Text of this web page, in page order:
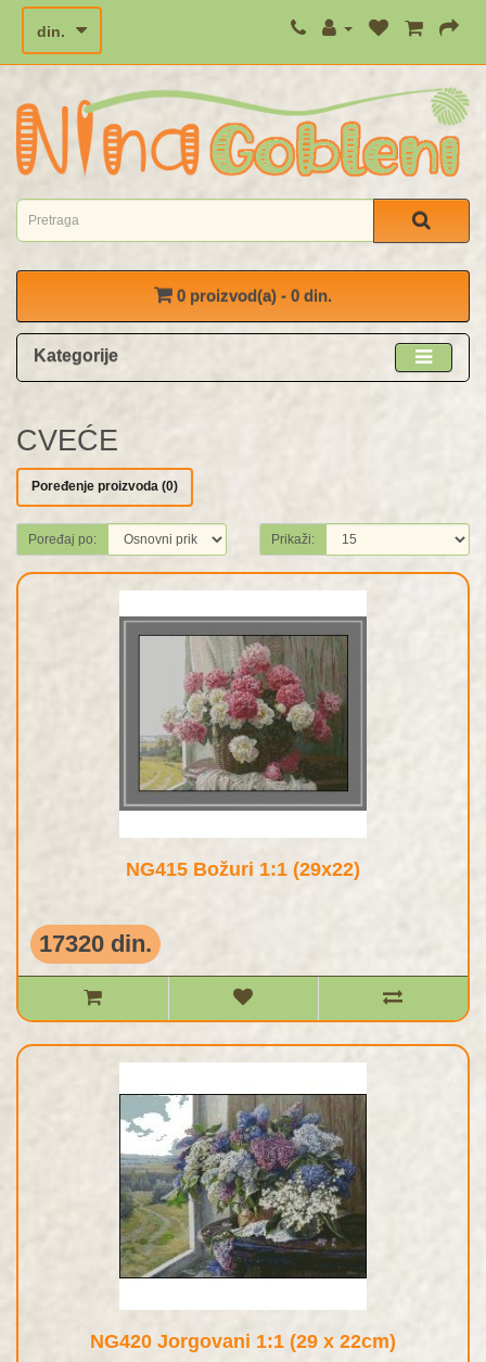
din.
0 proizvod(a) - 0 din.
Kategorije
CVEĆE
Poređenje proizvoda (0)
Poređaj po: Prikaži:
NG415 Božuri 1:1 (29x22)
17320 din.
NG420 Jorgovani 1:1 (29 x 22cm)